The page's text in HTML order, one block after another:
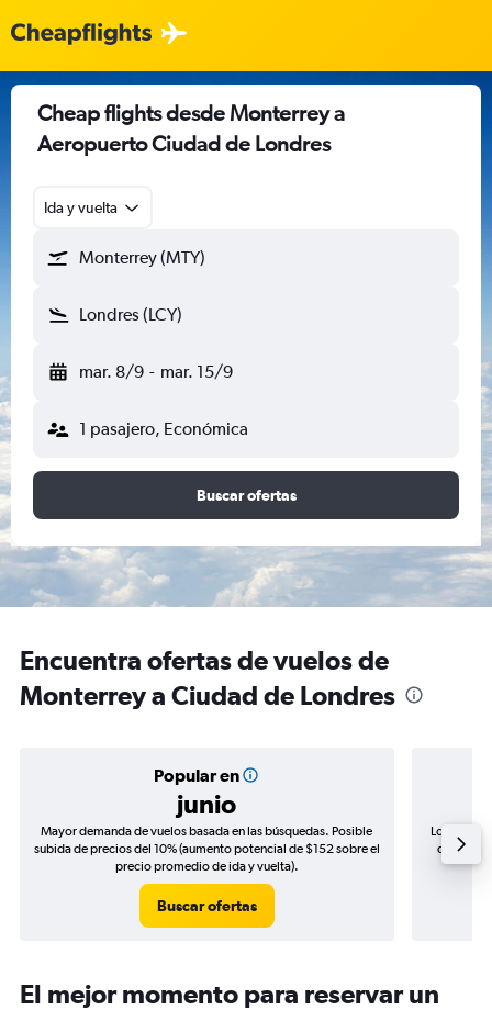
Cheap flights desde Monterrey a
Aeropuerto Ciudad de Londres
Ida y vuelta
Monterrey (MTY)
Londres (LCY)
mar. 8/9 - mar. 15/9
1 pasajero, Económica
Buscar ofertas
Encuentra ofertas de vuelos de
Monterrey a Ciudad de Londres
Popular en
junio
Mayor demanda de vuelos basada en las búsquedas. Posible
subida de precios del 10% (aumento potencial de $152 sobre el
precio promedio de ida y vuelta).
Buscar ofertas
Los
de
El mejor momento para reservar un